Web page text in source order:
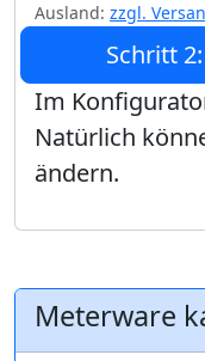
Ausland: zzgl.
Schritt
Im
Natürlich
ändern.
Meterware